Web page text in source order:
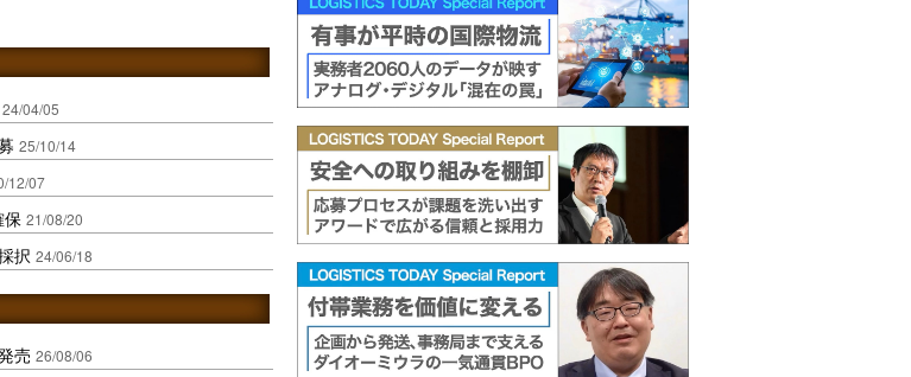
24/04/05
25/10/14
12/07
保 21/08/20
択 24/06/18
売 26/08/06